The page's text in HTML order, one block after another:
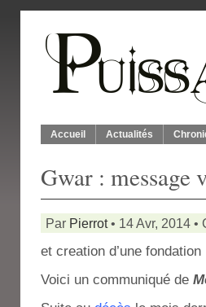
Accueil Actualités
Gwar : message
Par Pierrot• 14 Avr, 2014 •
et creation d’une fondation
Voici un communiqué de